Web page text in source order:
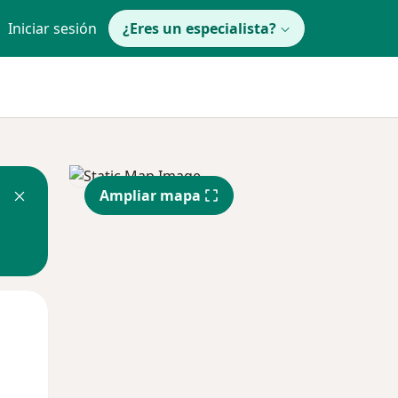
Iniciar sesión ¿Eres un especialista?
Ampliar mapa